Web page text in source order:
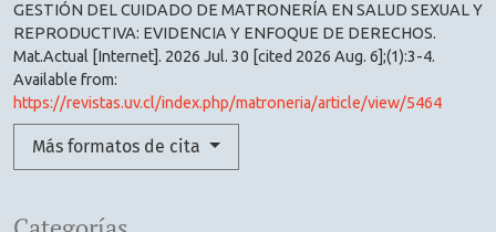
GESTIÓN DEL CUIDADO DE MATRONERÍA EN SALUD SEXUAL Y
REPRODUCTIVA: EVIDENCIA Y ENFOQUE DE DERECHOS.
Mat.Actual [Internet]. 2026 Jul. 30 [cited 2026 Aug. 6];(1):3-4.
Available from:
https://revistas.uv.cl/index.php/matroneria/article/view/5464
Más formatos de cita